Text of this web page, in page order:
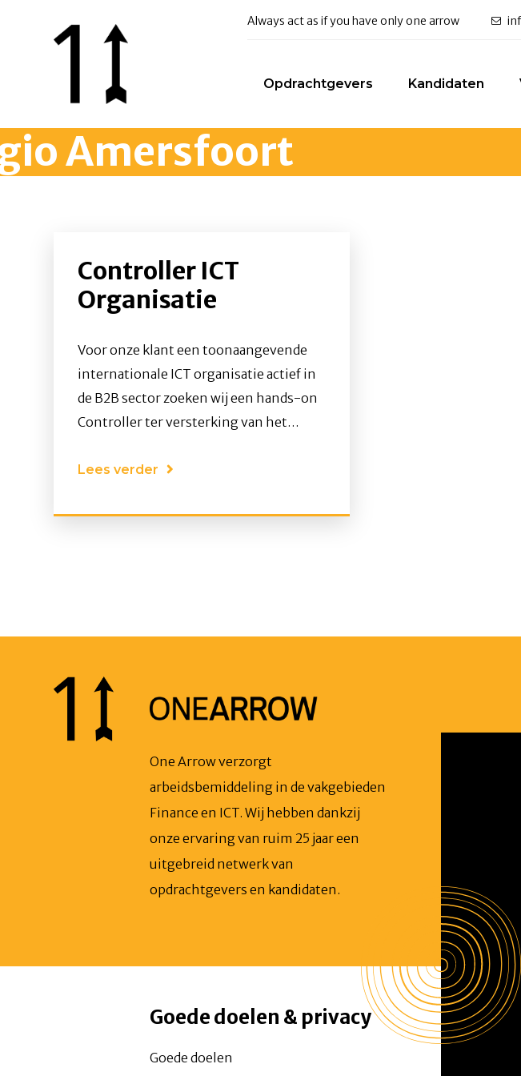
Always act as if you have only one arrow
Opdrachtgevers Kandidaten
Amersfoort
Controller ICT
Organisatie
Voor onze klant een toonaangevende
internationale ICT organisatie actief in
de B2B sector zoeken wij een hands-on
Controller ter versterking van het
een functie met veel mogelijkheden
je op zoek naar een brede functie bij een
Lees verder
One Arrow verzorgt
arbeidsbemiddeling in de vakgebieden
Finance en ICT. Wij hebben dankzij
onze ervaring van ruim 25 jaar een
uitgebreid netwerk van
opdrachtgevers en kandidaten.
Goede doelen & privacy
Goede doelen